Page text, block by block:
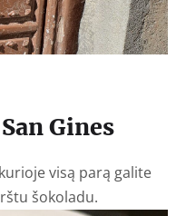
Gines
visą parą galite
šokoladu.